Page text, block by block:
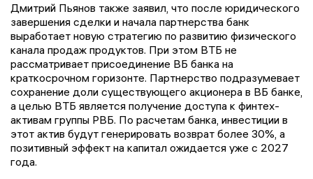
Дмитрий Пьянов также заявил, что после юридического
завершения сделки и начала партнерства банк
выработает новую стратегию по развитию физического
канала продаж продуктов. При этом ВТБ не
рассматривает присоединение ВБ банка на
краткосрочном горизонте. Партнерство подразумевает
сохранение доли существующего акционера в ВБ банке,
а целью ВТБ является получение доступа к финтех-
активам группы РВБ. По расчетам банка, инвестиции в
этот актив будут генерировать возврат более 30%, а
позитивный эффект на капитал ожидается уже с 2027
года.